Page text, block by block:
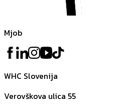
Mjob
WHC Slovenija
Verovškova ulica 55